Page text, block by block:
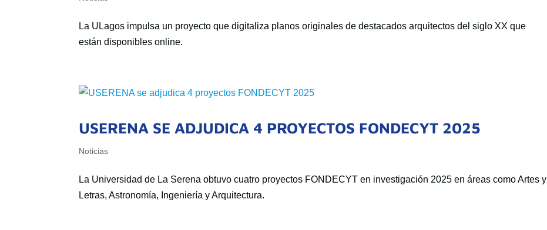
La ULagos impulsa un proyecto que digitaliza planos originales de destacados arquitectos del siglo XX que
están disponibles online.
USERENA SE ADJUDICA 4 PROYECTOS FONDECYT 2025
Noticias
La Universidad de La Serena obtuvo cuatro proyectos FONDECYT en investigación 2025 en áreas como Artes y
Letras, Astronomía, Ingeniería y Arquitectura.